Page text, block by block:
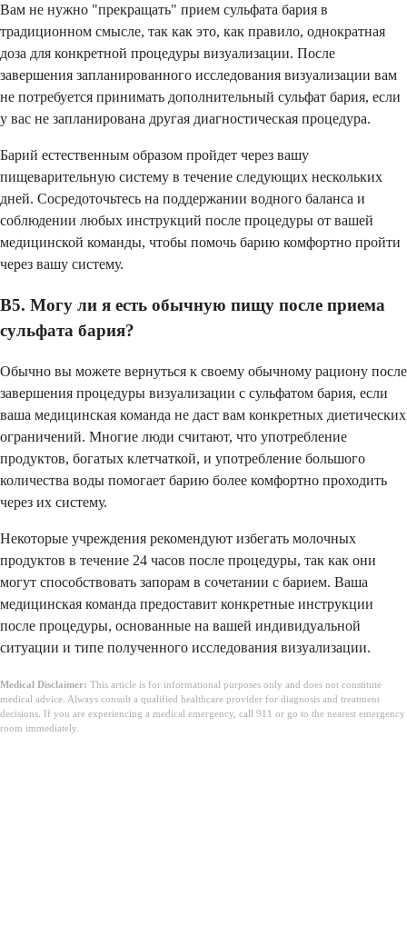
Вам не нужно "прекращать" прием сульфата бария в
традиционном смысле, так как это, как правило, однократная
доза для конкретной процедуры визуализации. После
завершения запланированного исследования визуализации вам
не потребуется принимать дополнительный сульфат бария, если
у вас не запланирована другая диагностическая процедура.
Барий естественным образом пройдет через вашу
пищеварительную систему в течение следующих нескольких
дней. Сосредоточьтесь на поддержании водного баланса и
соблюдении любых инструкций после процедуры от вашей
медицинской команды, чтобы помочь барию комфортно пройти
через вашу систему.
В5. Могу ли я есть обычную пищу после приема
сульфата бария?
Обычно вы можете вернуться к своему обычному рациону после
завершения процедуры визуализации с сульфатом бария, если
ваша медицинская команда не даст вам конкретных диетических
ограничений. Многие люди считают, что употребление
продуктов, богатых клетчаткой, и употребление большого
количества воды помогает барию более комфортно проходить
через их систему.
Некоторые учреждения рекомендуют избегать молочных
продуктов в течение 24 часов после процедуры, так как они
могут способствовать запорам в сочетании с барием. Ваша
медицинская команда предоставит конкретные инструкции
после процедуры, основанные на вашей индивидуальной
ситуации и типе полученного исследования визуализации.
Medical Disclaimer: This article is for informational purposes only and does not constitute
medical advice. Always consult a qualified healthcare provider for diagnosis and treatment
decisions. If you are experiencing a medical emergency, call 911 or go to the nearest emergency
room immediately.